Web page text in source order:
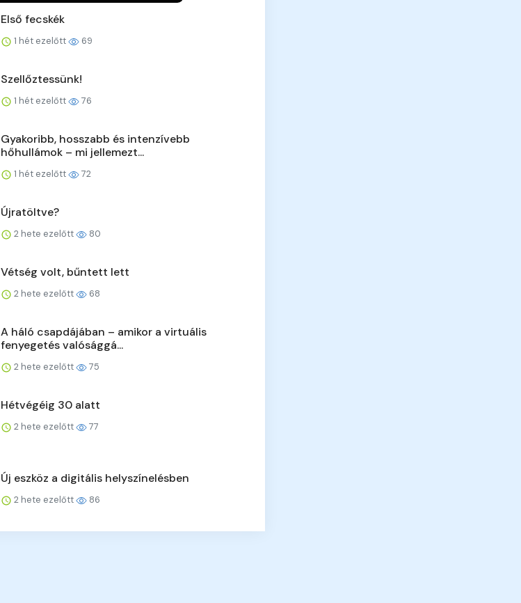
Első fecskék
1 hét ezelőtt 69
Szellőztessünk!
1 hét ezelőtt 76
Gyakoribb, hosszabb és intenzívebb
hőhullámok – mi jellemezt...
1 hét ezelőtt 72
Újratöltve?
2 hete ezelőtt 80
Vétség volt, bűntett lett
2 hete ezelőtt 68
A háló csapdájában – amikor a virtuális
fenyegetés valósággá...
2 hete ezelőtt 75
Hétvégéig 30 alatt
2 hete ezelőtt 77
Új eszköz a digitális helyszínelésben
2 hete ezelőtt 86